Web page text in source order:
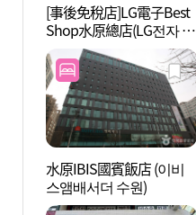
[事後免稅店]LG電子Best
Shop水原總店(LG전자 베
스트샵 수원본점)
水原IBIS國賓飯店 (이비
스앰배서더 수원)